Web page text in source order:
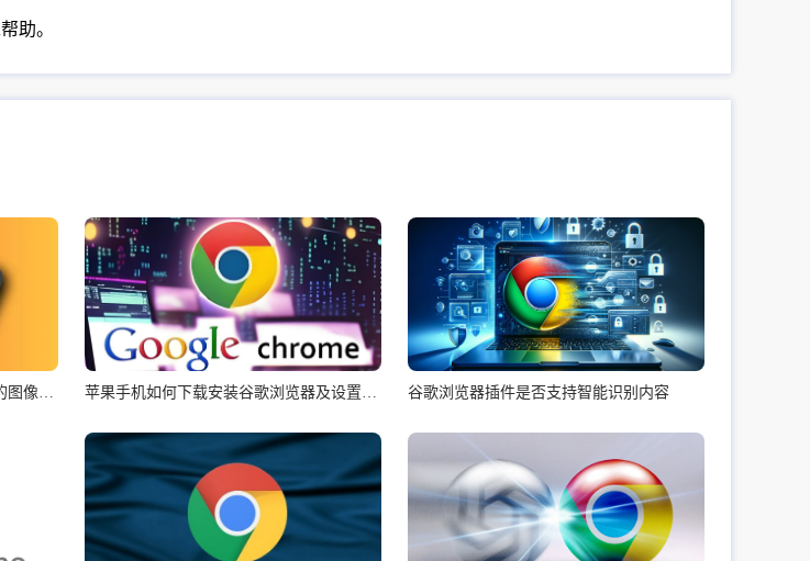
助。
谷歌浏览器如何提升网页视频播放的图像效果 苹果手机如何下载安装谷歌浏览器及设置教程 谷歌浏览器插件是否支持智能识别内容